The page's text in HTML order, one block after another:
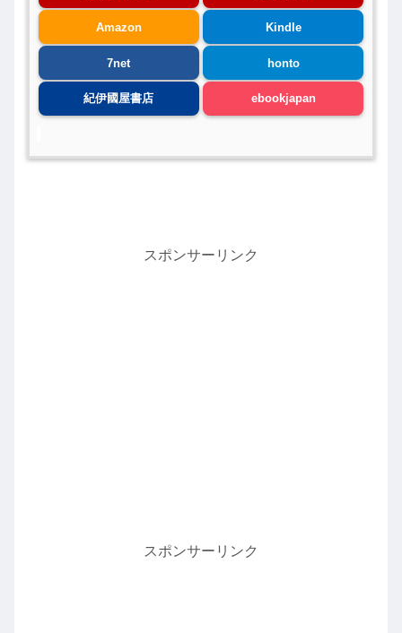
Amazon Kindle
7net honto
紀伊國屋書店 ebookjapan
スポンサーリンク
スポンサーリンク